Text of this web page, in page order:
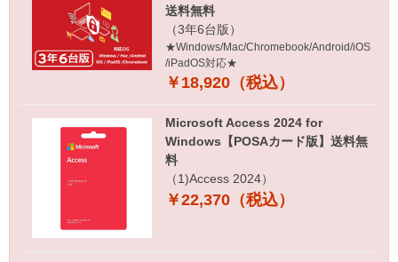
送料無料
（3年6台版）
★Windows/Mac/Chromebook/Android/iOS
/iPadOS対応★
￥18,920（税込）
Microsoft Access 2024 for
Windows【POSAカード版】送料無
料
（1)Access 2024）
￥22,370（税込）